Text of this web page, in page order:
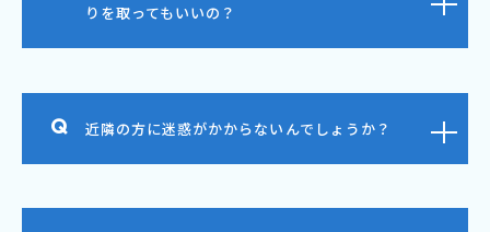
りを取ってもいいの？
近隣の方に迷惑がかからないんでしょうか？